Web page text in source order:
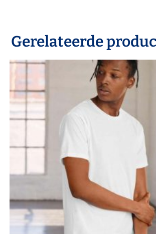
Gerelateerde